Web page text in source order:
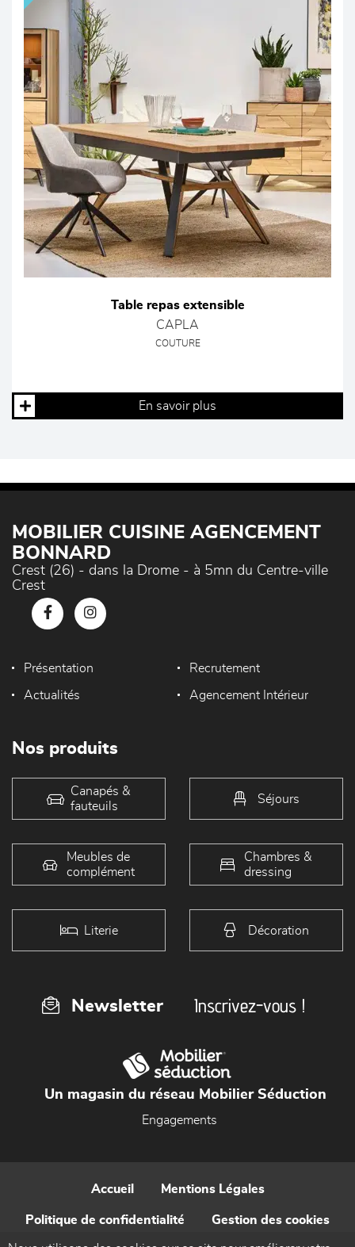
Table repas extensible
CAPLA
COUTURE
En savoir plus
MOBILIER CUISINE AGENCEMENT
BONNARD
Crest (26) - dans la Drome - à 5mn du Centre-ville
Crest
Présentation Recrutement
Actualités Agencement Intérieur
Nos produits
Canapés &
fauteuils
Séjours
Meubles de
complément
Chambres &
dressing
Literie Décoration
Newsletter Inscrivez-vous !
Un magasin du réseau Mobilier Séduction
Engagements
Accueil Mentions Légales
Politique de confidentialité Gestion des cookies